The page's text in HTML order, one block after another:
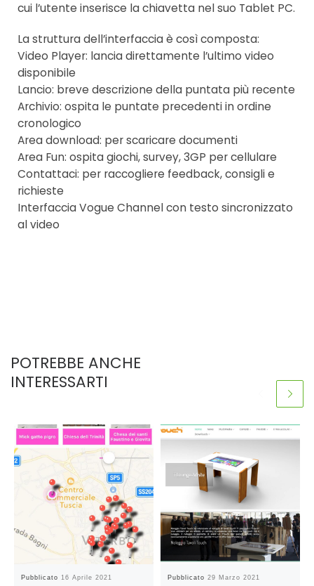
cui l’utente inserisce la chiavetta nel suo Tablet PC.
La struttura dell’interfaccia è così composta:
Video Player: lancia direttamente l’ultimo video
disponibile
Lancio: breve descrizione della puntata più recente
Archivio: ospita le puntate precedenti in ordine
cronologico
Area download: per scaricare documenti
Area Fun: ospita giochi, survey, 3GP per cellulare
Contattaci: per raccogliere feedback, consigli e
richieste
Interfaccia Vogue Channel con testo sincronizzato
al video
POTREBBE ANCHE
INTERESSARTI
Pubblicato16 Aprile 2021 Pubblicato29 Marzo 2021